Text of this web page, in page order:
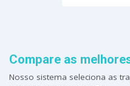
Compare as
Nosso sistema seleciona as